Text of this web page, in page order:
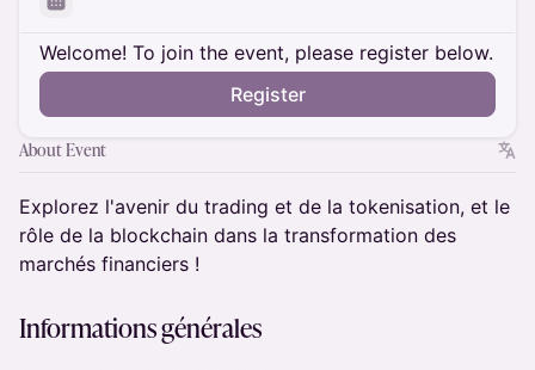
Welcome! To join the event, please register below.
Register
About Event
Explorez l'avenir du trading et de la tokenisation, et le
rôle de la blockchain dans la transformation des
marchés financiers !
Informations générales